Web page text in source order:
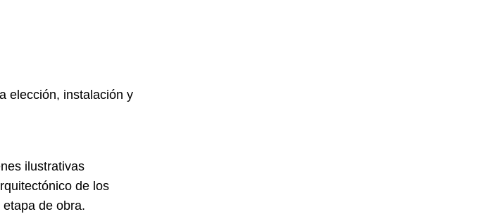
elección, instalación y
ilustrativas
de los
de obra.